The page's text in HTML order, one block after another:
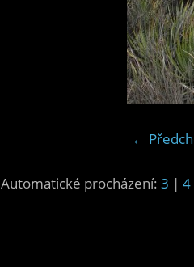
←
Automatické procházení: 3 | 4